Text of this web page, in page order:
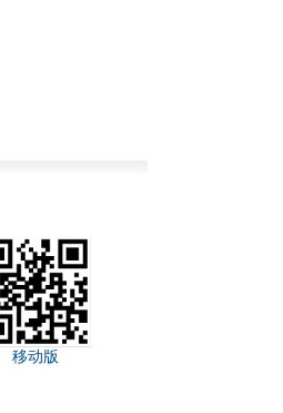
移动版